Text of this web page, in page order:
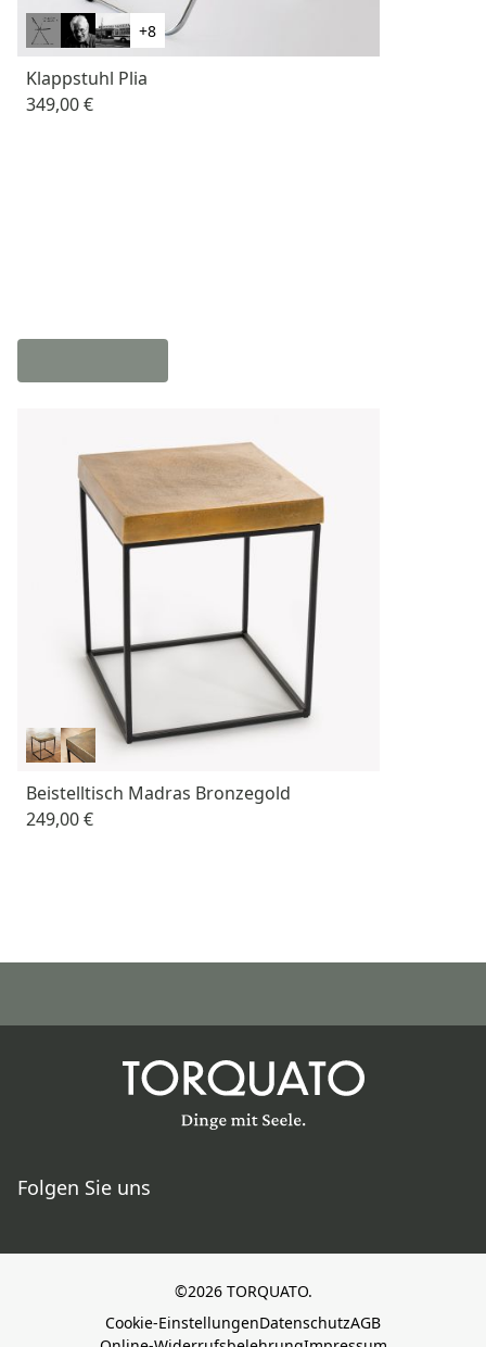
+8
Klappstuhl Plia
349,00 €
Beistelltisch Madras Bronzegold
249,00 €
Folgen Sie uns
©2026 TORQUATO.
Cookie-EinstellungenDatenschutzAGB